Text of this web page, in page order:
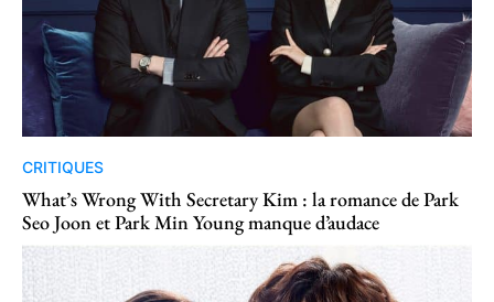
CRITIQUES
What’s Wrong With Secretary Kim : la romance de Park
Seo Joon et Park Min Young manque d’audace